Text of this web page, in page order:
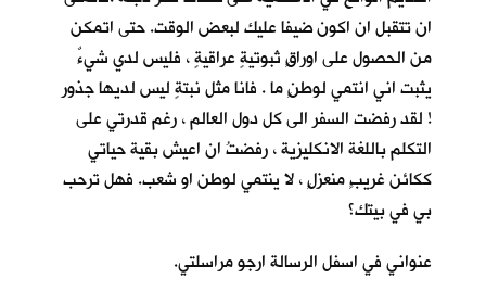
ان تتقبل ان اكون ضيفا عليك لبعض الوقت. حتى اتمكن
من الحصول على اوراقٍ ثبوتيةٍ عراقيةٍ ، فليس لدي شيءٌ
يثبت اني انتمي لوطنٍ ما . فانا مثل نبتةٍ ليس لديها جذور
! لقد رفضت السفر الى كل دول العالم ، رغم قدرتي على
التكلم باللغة الانكليزية ، رفضتُ ان اعيش بقية حياتي
ككائن غريبٍ منعزلٍ ، لا ينتمي لوطن او شعب. فهل ترحب
بي في بيتك؟
عنواني في اسفل الرسالة ارجو مراسلتي.